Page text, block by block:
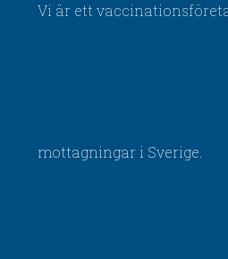
Vi är ett
mottagningar i Sverige.